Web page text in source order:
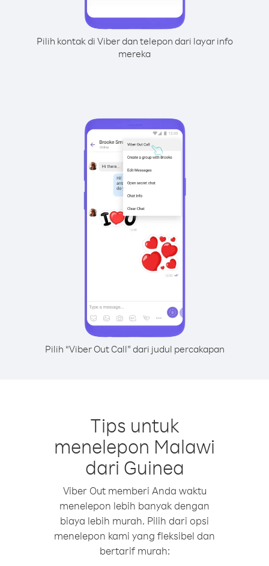
Pilih kontak di Viber dan telepon dari layar info
mereka
Pilih “Viber Out Call” dari judul percakapan
Tips untuk
menelepon Malawi
dari Guinea
Viber Out memberi Anda waktu
menelepon lebih banyak dengan
biaya lebih murah. Pilih dari opsi
menelepon kami yang fleksibel dan
bertarif murah: